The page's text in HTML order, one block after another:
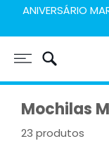
PularANIVERSÁRIO
Mochilas
23 produtos